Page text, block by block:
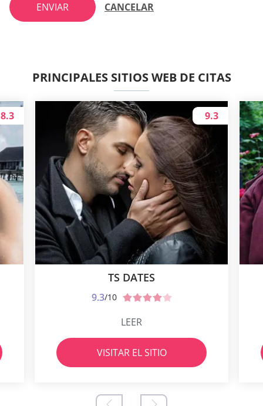
ENVIAR CANCELAR
PRINCIPALES SITIOS WEB DE CITAS
8.3
TS DATES
9.3/10
9.3
LEER
VISITAR EL SITIO